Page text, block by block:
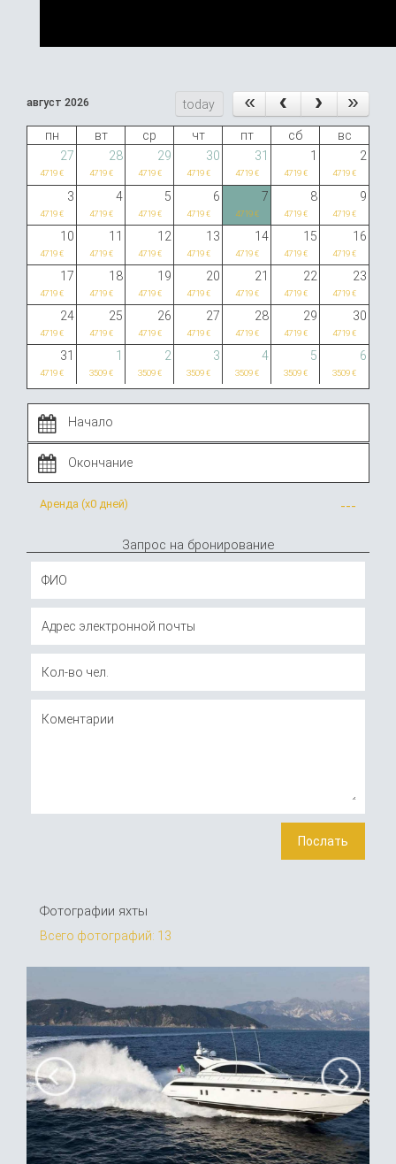
август 2026 today
пн вт ср чт пт сб
вс
27
28 29 30 31 1 2
4719 € 4719 € 4719 € 4719 € 4719 € 4719 € 4719 €
3 4 5 6 7 8 9
4719 € 4719 € 4719 € 4719 € 4719 € 4719 € 4719 €
10 11 12 13 14 15 16
4719 € 4719 € 4719 € 4719 € 4719 € 4719 € 4719 €
17 18 19 20 21 22 23
4719 € 4719 € 4719 € 4719 € 4719 € 4719 € 4719 €
24 25 26 27 28 29 30
4719 € 4719 € 4719 € 4719 € 4719 € 4719 € 4719 €
31 1 2 3 4 5 6
4719 € 3509 € 3509 € 3509 € 3509 € 3509 € 3509 €
Аренда (x0 дней) ---
Запрос на бронирование
Фотографии яхты
Всего фотографий: 13